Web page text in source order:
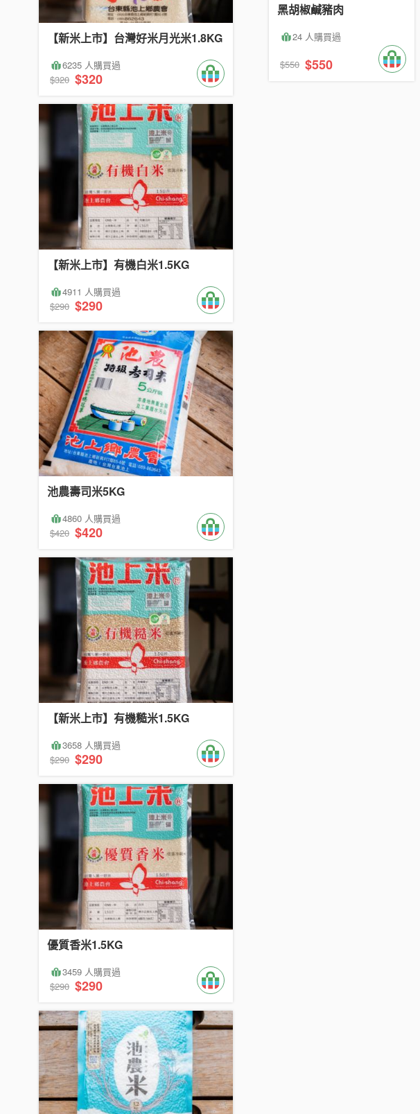
【新米上市】台灣好米月光米1.8KG
6235 人購買過
$320 $320
【新米上市】有機白米1.5KG
4911 人購買過
$290 $290
池農壽司米5KG
4860 人購買過
$420 $420
【新米上市】有機糙米1.5KG
3658 人購買過
$290 $290
優質香米1.5KG
3459 人購買過
$290 $290
黑胡椒鹹豬肉
24 人購買過
$550 $550